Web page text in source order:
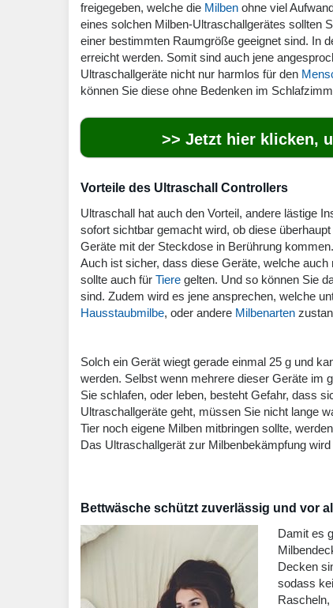
freigegeben, welche die Milben ohne viel
eines solchen Milben-Ultraschallgerätes sollten
einer bestimmten Raumgröße geeignet sind. In
erreicht werden. Somit sind auch jene
Ultraschallgeräte nicht nur harmlos für den
können Sie diese ohne Bedenken im
>> Jetzt hier klicken,
Vorteile des Ultraschall Controllers
Ultraschall hat auch den Vorteil, andere lästige
sofort sichtbar gemacht wird, ob diese
Geräte mit der Steckdose in Berührung
Auch ist sicher, dass diese Geräte, welche
sollte auch für Tiere gelten. Und so können Sie
sind. Zudem wird es jene ansprechen, welche
Hausstaubmilbe, oder andere Milbenarten
Solch ein Gerät wiegt gerade einmal 25 g und
werden. Selbst wenn mehrere dieser Geräte im
Sie schlafen, oder leben, besteht Gefahr, dass
Ultraschallgeräte geht, müssen Sie nicht lange
Tier noch eigene Milben mitbringen sollte,
Das Ultraschallgerät zur Milbenbekämpfung
Bettwäsche schützt zuverlässig und vor
Damit es
Decken
sodass